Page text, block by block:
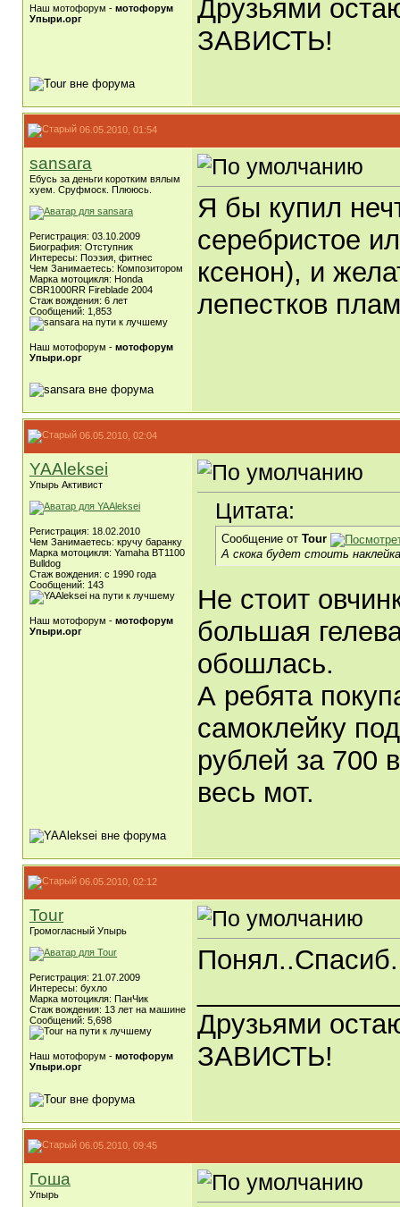
Наш мотофорум - мотофорум
Упыри.орг
Друзьями
ЗАВИСТЬ!
06.05.2010, 01:54
sansara
Ебусь за деньги коротким вялым
хуем. Сруфмоск. Плююсь.
Регистрация: 03.10.2009
Биография: Отступник
Интересы: Поэзия, фитнес
Чем Занимаетесь: Композитором
Марка мотоцикля: Honda
CBR1000RR Fireblade 2004
Стаж вождения: 6 лет
Сообщений: 1,853
Наш мотофорум - мотофорум
Упыри.орг
Я бы купил
серебристое
ксенон), и
лепестков
06.05.2010, 02:04
YAAleksei
Упырь Активист
Регистрация: 18.02.2010
Чем Занимаетесь: кручу баранку
Марка мотоцикля: Yamaha BT1100
Bulldog
Стаж вождения: с 1990 года
Сообщений: 143
Наш мотофорум - мотофорум
Упыри.орг
Цитата:
Сообщение от Tour
А скока будет стоить
Не стоит
большая
обошлась.
А ребята
самоклейку
рублей за 700
весь мот.
06.05.2010, 02:12
Tour
Громогласный Упырь
Регистрация: 21.07.2009
Интересы: бухло
Марка мотоцикля: ПанЧик
Стаж вождения: 13 лет на машине
Сообщений: 5,698
Наш мотофорум - мотофорум
Упыри.орг
Друзьями
ЗАВИСТЬ!
06.05.2010, 09:45
Гоша
Упырь